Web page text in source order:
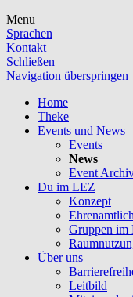
Menu
Sprachen
Kontakt
Schließen
Navigation überspringen
Home
Theke
Events und News
Events
News
Event
Du im LEZ
Konzept
Gruppen im
Über uns
Leitbild